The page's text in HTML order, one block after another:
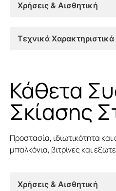
Χρήσεις & Αισθητική
Τεχνικά Χαρακτηριστικά
Κάθετα
Σκίασης
Προστασία, ιδιωτικότητα και
μπαλκόνια, βιτρίνες και
Χρήσεις & Αισθητική